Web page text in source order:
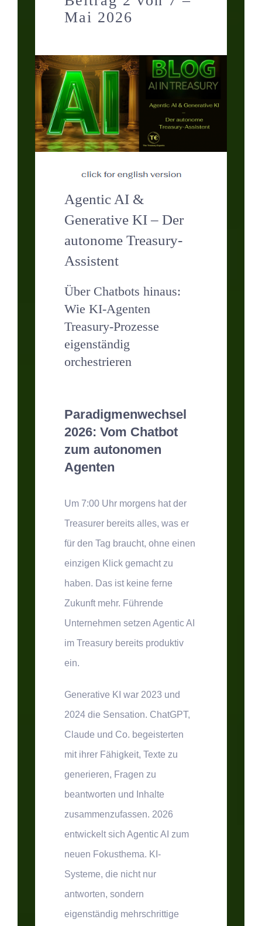
Mai 2026
Agentic AI &
Generative KI – Der
autonome Treasury-
Assistent
Über Chatbots hinaus:
Wie KI-Agenten
Treasury-Prozesse
eigenständig
orchestrieren
Paradigmenwechsel
2026: Vom Chatbot
zum autonomen
Agenten
Um 7:00 Uhr morgens hat der
Treasurer bereits alles, was er
für den Tag braucht, ohne einen
einzigen Klick gemacht zu
haben. Das ist keine ferne
Zukunft mehr. Führende
Unternehmen setzen Agentic AI
im Treasury bereits produktiv
ein.
Generative KI war 2023 und
2024 die Sensation. ChatGPT,
Claude und Co. begeisterten
mit ihrer Fähigkeit, Texte zu
generieren, Fragen zu
beantworten und Inhalte
zusammenzufassen. 2026
entwickelt sich Agentic AI zum
neuen Fokusthema. KI-
Systeme, die nicht nur
antworten, sondern
eigenständig mehrschrittige